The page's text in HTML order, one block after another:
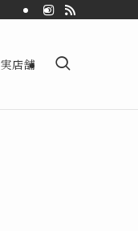
実店舗